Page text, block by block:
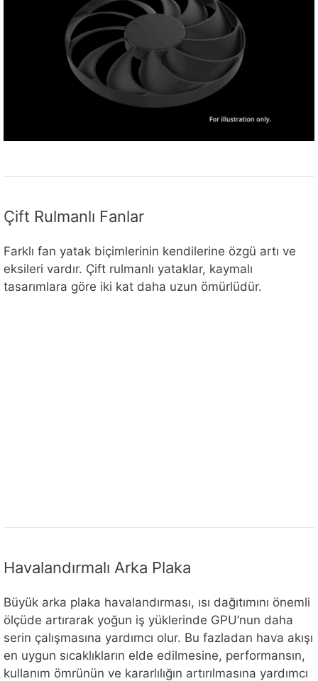
Çift Rulmanlı Fanlar
Farklı fan yatak biçimlerinin kendilerine özgü artı ve
eksileri vardır. Çift rulmanlı yataklar, kaymalı
tasarımlara göre iki kat daha uzun ömürlüdür.
Havalandırmalı Arka Plaka
Büyük arka plaka havalandırması, ısı dağıtımını önemli
ölçüde artırarak yoğun iş yüklerinde GPU’nun daha
serin çalışmasına yardımcı olur. Bu fazladan hava akışı
en uygun sıcaklıkların elde edilmesine, performansın,
kullanım ömrünün ve kararlılığın artırılmasına yardımcı